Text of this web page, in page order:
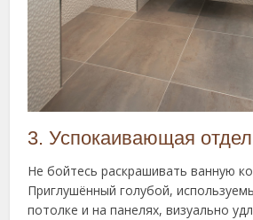
3. Успокаивающая
Не бойтесь раскрашивать ванную
Приглушённый голубой,
потолке и на панелях, визуально